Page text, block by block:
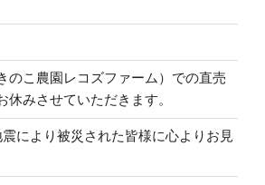
のこ農園レコズファーム）での直売
休みさせていただきます。
により被災された皆様に心よりお見